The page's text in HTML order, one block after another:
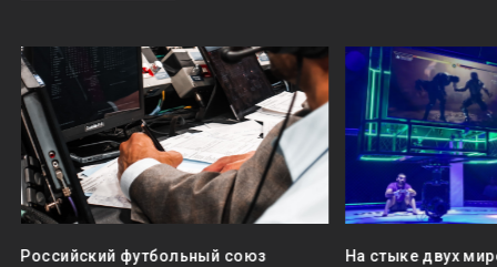
Российский футбольный союз
На стыке двух